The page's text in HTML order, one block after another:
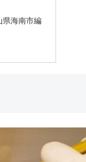
海南市編